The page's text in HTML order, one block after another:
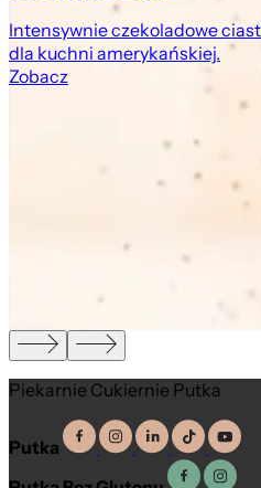
Intensywnie czekoladowe
dla kuchni amerykańskiej.
Zobacz
Piekarnie Cukiernie Putka
Putka